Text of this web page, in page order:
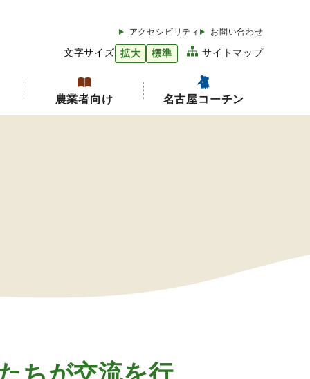
アクセシビリティ お問い合わせ
文字サイズ 拡大 標準 サイトマップ
農業者向け 名古屋コーチン